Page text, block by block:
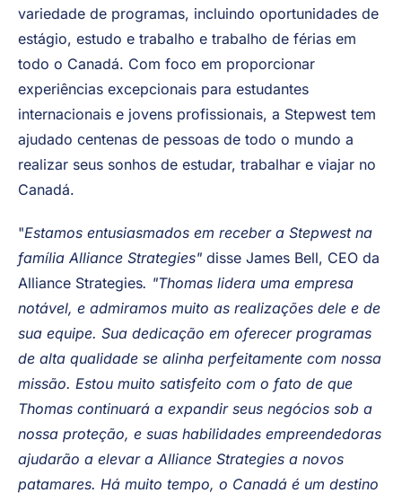
da GeoVisions.
A Stepwest foi reconhecida como uma organização
confiável pelo governo do Canadá. Ela oferece uma
variedade de programas, incluindo oportunidades de
estágio, estudo e trabalho e trabalho de férias em
todo o Canadá. Com foco em proporcionar
experiências excepcionais para estudantes
ajudado centenas de pessoas de todo o mundo a
realizar seus sonhos de estudar, trabalhar e viajar no
Canadá.
"Estamos entusiasmados em receber a Stepwest na
família Alliance Strategies" disse James Bell, CEO da
Alliance Strategies. "Thomas lidera uma empresa
notável, e admiramos muito as realizações dele e de
sua equipe. Sua dedicação em oferecer programas
de alta qualidade se alinha perfeitamente com nossa
missão. Estou muito satisfeito com o fato de que